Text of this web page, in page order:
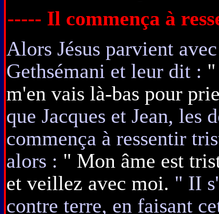
----- Il commença à
Alors Jésus parvient
Gethsémani et leur dit :
m'en vais là-bas pour
que Jacques et Jean, les
commença à ressentir
alors : " Mon âme est
et veillez avec moi. " II
contre terre, en faisant